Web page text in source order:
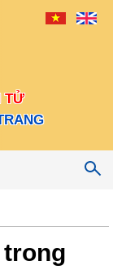
TỬ
trong